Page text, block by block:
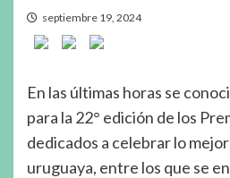
septiembre 19, 2024
En las últimas horas se
para la 22° edición de los
dedicados a celebrar lo
uruguaya, entre los que se